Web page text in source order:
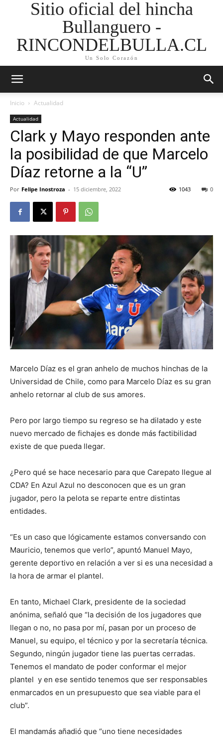
Sitio oficial del hincha
Bullanguero -
RINCONDELBULLA.CL
Un Solo Corazón
Inicio Actualidad
Actualidad
Clark y Mayo responden ante
la posibilidad de que Marcelo
Díaz retorne a la “U”
Por Felipe Inostroza - 15 diciembre, 2022 0
1043
Marcelo Díaz es el gran anhelo de muchos hinchas de la
Universidad de Chile, como para Marcelo Díaz es su gran
anhelo retornar al club de sus amores.
Pero por largo tiempo su regreso se ha dilatado y este
nuevo mercado de fichajes es donde más factibilidad
existe de que pueda llegar.
¿Pero qué se hace necesario para que Carepato llegue al
CDA? En Azul Azul no desconocen que es un gran
jugador, pero la pelota se reparte entre distintas
entidades.
“Es un caso que lógicamente estamos conversando con
Mauricio, tenemos que verlo”, apuntó Manuel Mayo,
gerente deportivo en relación a ver si es una necesidad a
la hora de armar el plantel.
En tanto, Michael Clark, presidente de la sociedad
anónima, señaló que “la decisión de los jugadores que
llegan o no, no pasa por mí, pasan por un proceso de
Manuel, su equipo, el técnico y por la secretaría técnica.
Segundo, ningún jugador tiene las puertas cerradas.
Tenemos el mandato de poder conformar el mejor
plantel y en ese sentido tenemos que ser responsables
enmarcados en un presupuesto que sea viable para el
club”.
El mandamás añadió que “uno tiene necesidades